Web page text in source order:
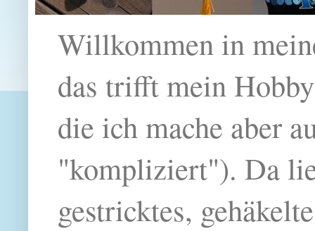
Willkommen in
das trifft mein
die ich mache aber
"kompliziert"). Da
gestricktes,